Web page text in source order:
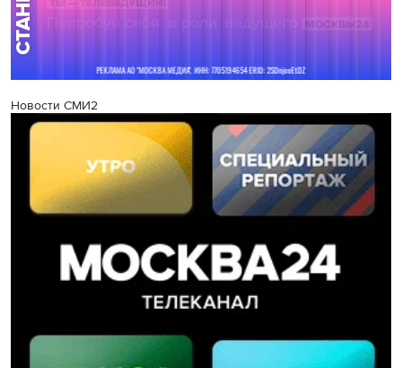
Новости СМИ2